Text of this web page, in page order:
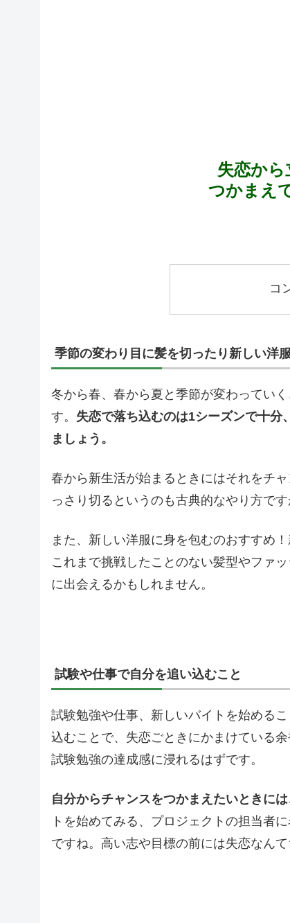
失恋か
つかまえ
コ
季節の変わり目に髪を切ったり新しい洋
冬から春、春から夏と季節が変わってい
す。 失恋で落ち込むのは1シーズンで十分
ましょう。
春から新生活が始まるときにはそれをチ
っさり切るというのも古典的なやり方で
また、新しい洋服に身を包むのおすすめ
これまで挑戦したことのない髪型やファ
に出会えるかもしれません。
試験や仕事で自分を追い込むこと
試験勉強や仕事、新しいバイトを始める
込むことで、失恋ごときにかまけている
試験勉強の達成感に浸れるはずです。
自分からチャンスをつかまえたいときに
トを始めてみる、プロジェクトの担当者
ですね。高い志や目標の前には失恋なんて